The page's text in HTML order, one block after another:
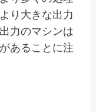
り大きな出力
力のマシンは
あることに注